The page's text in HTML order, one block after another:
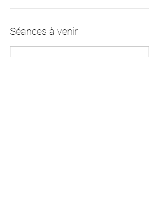
Séances à venir